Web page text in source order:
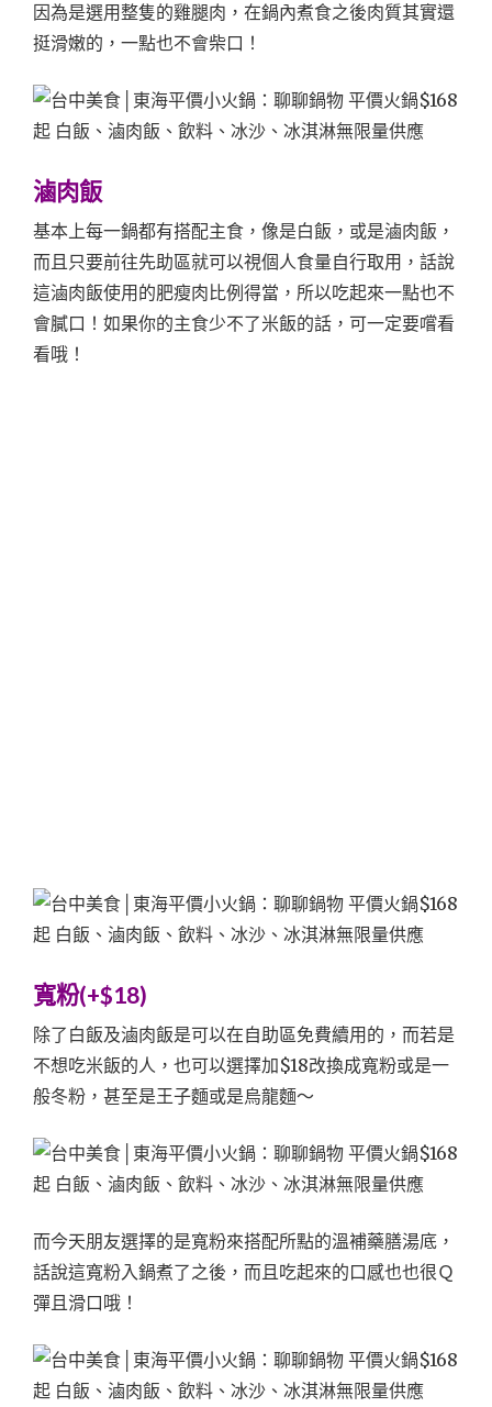
因為是選用整隻的雞腿肉，在鍋內煮食之後肉質其實還
挺滑嫩的，一點也不會柴口！
滷肉飯
基本上每一鍋都有搭配主食，像是白飯，或是滷肉飯，
而且只要前往先助區就可以視個人食量自行取用，話說
這滷肉飯使用的肥瘦肉比例得當，所以吃起來一點也不
會膩口！如果你的主食少不了米飯的話，可一定要嚐看
看哦！
寬粉(+$18)
除了白飯及滷肉飯是可以在自助區免費續用的，而若是
不想吃米飯的人，也可以選擇加$18改換成寬粉或是一
般冬粉，甚至是王子麵或是烏龍麵～
而今天朋友選擇的是寬粉來搭配所點的溫補藥膳湯底，
話說這寬粉入鍋煮了之後，而且吃起來的口感也也很Ｑ
彈且滑口哦！